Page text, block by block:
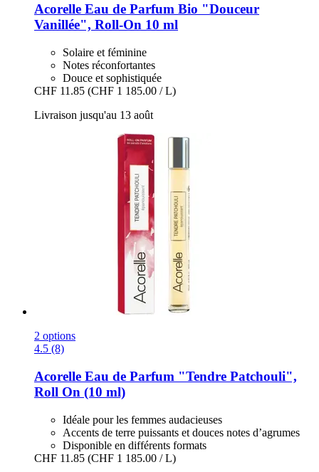
Acorelle Eau de Parfum Bio "Douceur
Vanillée", Roll-​On 10 ml
Solaire et féminine
Notes réconfortantes
Douce et sophistiquée
CHF 11.85 (CHF 1 185.00 / L)
Livraison jusqu'au 13 août
2 options
4.5 (8)
Acorelle Eau de Parfum "Tendre Patchouli",
Roll On (10 ml)
Idéale pour les femmes audacieuses
Accents de terre puissants et douces notes d’agrumes
Disponible en différents formats
CHF 11.85 (CHF 1 185.00 / L)